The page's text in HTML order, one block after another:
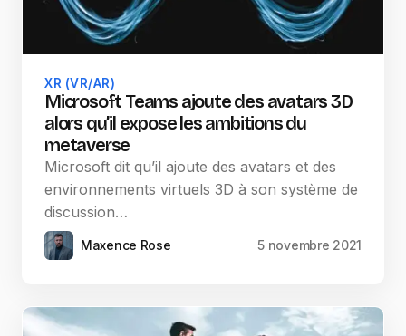
XR (VR/AR)
Microsoft Teams ajoute des avatars 3D
alors qu’il expose les ambitions du
metaverse
Microsoft dit qu’il ajoute des avatars et des
environnements virtuels 3D à son système de
discussion…
Maxence Rose 5 novembre 2021